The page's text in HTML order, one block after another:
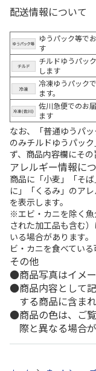
配送情報について
ゆうパック等で
す
チルドゆうパッ
します
冷凍ゆうパック
ます。
佐川急便でのお
ます
なお、「普通ゆうパ
のみチルドゆうパッ
ず、商品内容欄にその
アレルギー情報に
商品に「小麦」「そ
に」「くるみ」のア
を表示します。
※エビ・カニを除く
された加工品も含む
いる場合があります
ビ・カニを食べている
その他
商品写真はイメー
商品内容として
する商品に含ま
商品の色は、ご
際と異なる場合が